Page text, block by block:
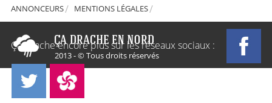
ANNONCEURS
MENTIONS LÉGALES
2013 - © Tous droits réservés
Ça Drache encore plus sur les réseaux sociaux :